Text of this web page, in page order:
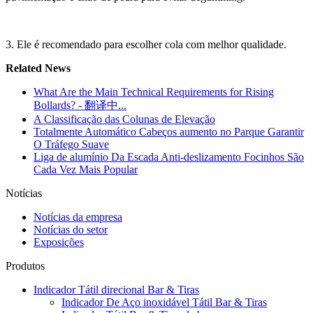
3. Ele é recomendado para escolher cola com melhor qualidade.
Related News
What Are the Main Technical Requirements for Rising
Bollards? - 翻译中...
A Classificação das Colunas de Elevação
Totalmente Automático Cabeços aumento no Parque Garantir
O Tráfego Suave
Liga de alumínio Da Escada Anti-deslizamento Focinhos São
Cada Vez Mais Popular
Notícias
Notícias da empresa
Notícias do setor
Exposições
Produtos
Indicador Tátil direcional Bar & Tiras
Indicador De Aço inoxidável Tátil Bar & Tiras